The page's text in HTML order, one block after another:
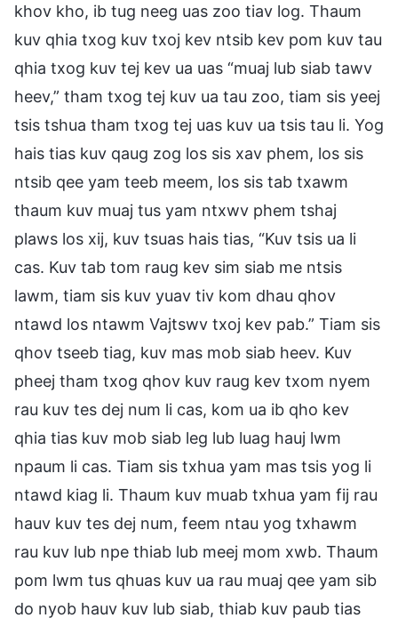
khov kho, ib tug neeg uas zoo tiav log. Thaum
kuv qhia txog kuv txoj kev ntsib kev pom kuv tau
qhia txog kuv tej kev ua uas “muaj lub siab tawv
heev,” tham txog tej kuv ua tau zoo, tiam sis yeej
tsis tshua tham txog tej uas kuv ua tsis tau li. Yog
hais tias kuv qaug zog los sis xav phem, los sis
ntsib qee yam teeb meem, los sis tab txawm
thaum kuv muaj tus yam ntxwv phem tshaj
plaws los xij, kuv tsuas hais tias, “Kuv tsis ua li
cas. Kuv tab tom raug kev sim siab me ntsis
lawm, tiam sis kuv yuav tiv kom dhau qhov
ntawd los ntawm Vajtswv txoj kev pab.” Tiam sis
qhov tseeb tiag, kuv mas mob siab heev. Kuv
pheej tham txog qhov kuv raug kev txom nyem
rau kuv tes dej num li cas, kom ua ib qho kev
qhia tias kuv mob siab leg lub luag hauj lwm
npaum li cas. Tiam sis txhua yam mas tsis yog li
ntawd kiag li. Thaum kuv muab txhua yam fij rau
hauv kuv tes dej num, feem ntau yog txhawm
rau kuv lub npe thiab lub meej mom xwb. Thaum
pom lwm tus qhuas kuv ua rau muaj qee yam sib
do nyob hauv kuv lub siab, thiab kuv paub tias